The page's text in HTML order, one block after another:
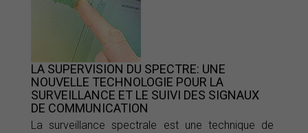
LA SUPERVISION DU SPECTRE: UNE
NOUVELLE TECHNOLOGIE POUR LA
SURVEILLANCE ET LE SUIVI DES SIGNAUX
DE COMMUNICATION
La surveillance spectrale est une technique de